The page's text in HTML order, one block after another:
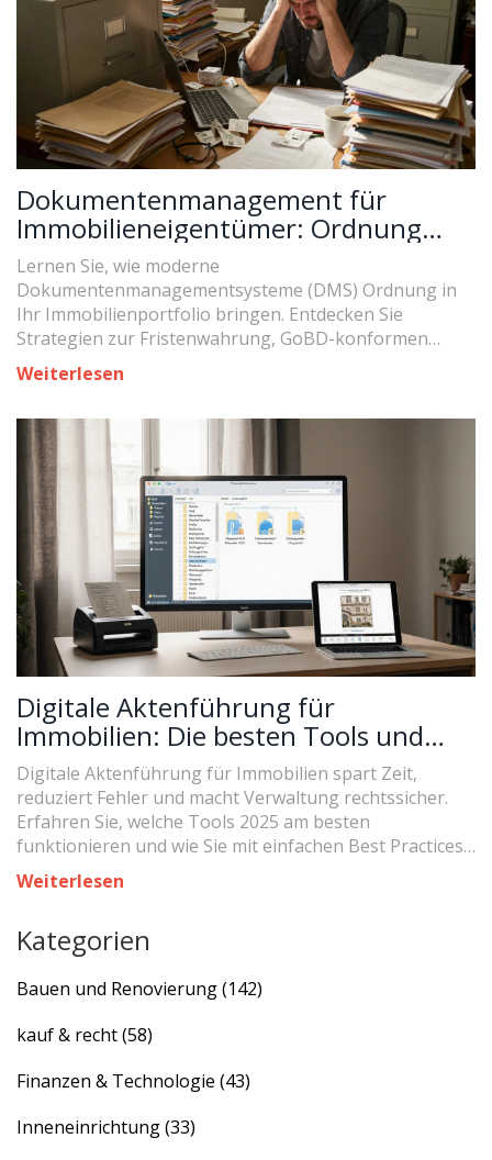
Dokumentenmanagement für
Immobilieneigentümer: Ordnung
und Fristen sicher meistern
Lernen Sie, wie moderne
Dokumentenmanagementsysteme (DMS) Ordnung in
Ihr Immobilienportfolio bringen. Entdecken Sie
Strategien zur Fristenwahrung, GoBD-konformen
Archivierung und effizienten Suche.
Weiterlesen
Digitale Aktenführung für
Immobilien: Die besten Tools und
praktischen Best Practices 2025
Digitale Aktenführung für Immobilien spart Zeit,
reduziert Fehler und macht Verwaltung rechtssicher.
Erfahren Sie, welche Tools 2025 am besten
funktionieren und wie Sie mit einfachen Best Practices
starten.
Weiterlesen
Kategorien
Bauen und Renovierung(142)
kauf & recht(58)
Finanzen & Technologie (43)
Inneneinrichtung(33)